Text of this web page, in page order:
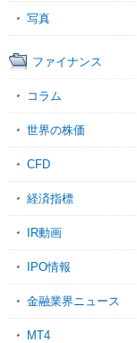
写真
ファイナンス
コラム
世界の株価
CFD
経済指標
IR動画
IPO情報
金融業界ニュース
MT4